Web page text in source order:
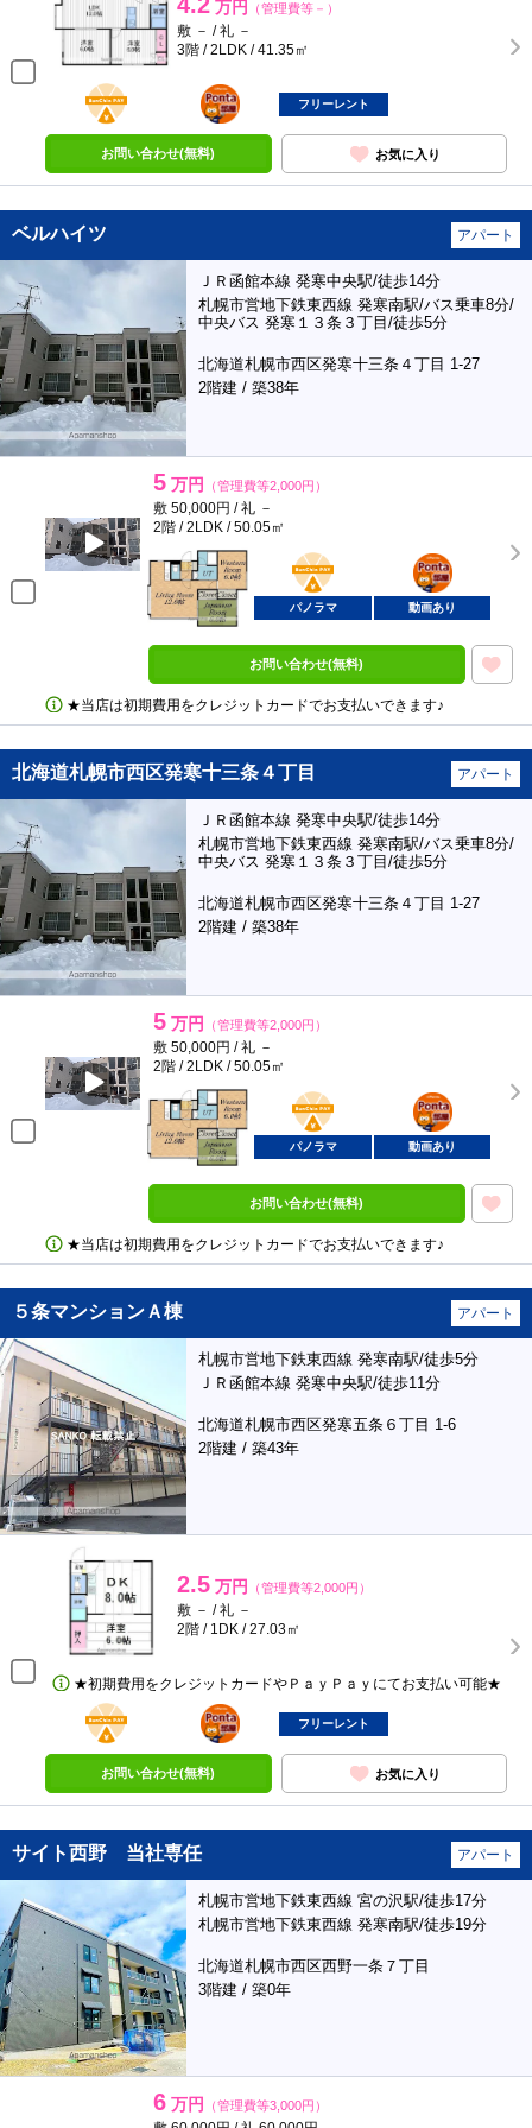
万円 （管理費等－）
敷 － / 礼 －
3階 / 2LDK / 41.35㎡
BunChinPAY
ポンタ
部屋
フリーレント
お問い合わせ(無料) お気に入り
ベルハイツ アパート
ＪＲ函館本線 発寒中央駅/徒歩14分
札幌市営地下鉄東西線 発寒南駅/バス乗車8分/
中央バス 発寒１３条３丁目/徒歩5分
北海道札幌市西区発寒十三条４丁目 1-27
2階建 / 築38年
5 万円 （管理費等2,000円）
敷 50,000円 / 礼 －
2階 / 2LDK / 50.05㎡
BunChinPAY
ポンタ
部屋
パノラマ 動画あり
お問い合わせ(無料)
★当店は初期費用をクレジットカードでお支払いできます♪
北海道札幌市西区発寒十三条４丁目 アパート
ＪＲ函館本線 発寒中央駅/徒歩14分
札幌市営地下鉄東西線 発寒南駅/バス乗車8分/
中央バス 発寒１３条３丁目/徒歩5分
北海道札幌市西区発寒十三条４丁目 1-27
2階建 / 築38年
5 万円 （管理費等2,000円）
敷 50,000円 / 礼 －
2階 / 2LDK / 50.05㎡
BunChinPAY
ポンタ
部屋
パノラマ 動画あり
お問い合わせ(無料)
★当店は初期費用をクレジットカードでお支払いできます♪
５条マンションＡ棟 アパート
札幌市営地下鉄東西線 発寒南駅/徒歩5分
ＪＲ函館本線 発寒中央駅/徒歩11分
北海道札幌市西区発寒五条６丁目 1-6
2階建 / 築43年
2.5 万円 （管理費等2,000円）
敷 － / 礼 －
2階 / 1DK / 27.03㎡
★初期費用をクレジットカードやＰａｙＰａｙにてお支払い可能★
BunChinPAY
ポンタ
部屋
フリーレント
お問い合わせ(無料) お気に入り
サイト西野 当社専任 アパート
札幌市営地下鉄東西線 宮の沢駅/徒歩17分
札幌市営地下鉄東西線 発寒南駅/徒歩19分
北海道札幌市西区西野一条７丁目
3階建 / 築0年
6 万円 （管理費等3,000円）